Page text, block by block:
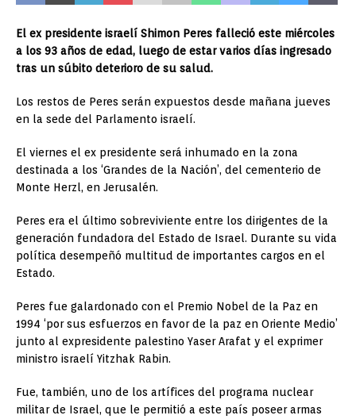
El ex presidente israelí Shimon Peres falleció este miércoles
a los 93 años de edad, luego de estar varios días ingresado
tras un súbito deterioro de su salud.
Los restos de Peres serán expuestos desde mañana jueves
en la sede del Parlamento israelí.
El viernes el ex presidente será inhumado en la zona
destinada a los ‘Grandes de la Nación’, del cementerio de
Monte Herzl, en Jerusalén.
Peres era el último sobreviviente entre los dirigentes de la
generación fundadora del Estado de Israel. Durante su vida
política desempeñó multitud de importantes cargos en el
Estado.
Peres fue galardonado con el Premio Nobel de la Paz en
1994 ‘por sus esfuerzos en favor de la paz en Oriente Medio’
junto al expresidente palestino Yaser Arafat y el exprimer
ministro israelí Yitzhak Rabin.
Fue, también, uno de los artífices del programa nuclear
militar de Israel, que le permitió a este país poseer armas